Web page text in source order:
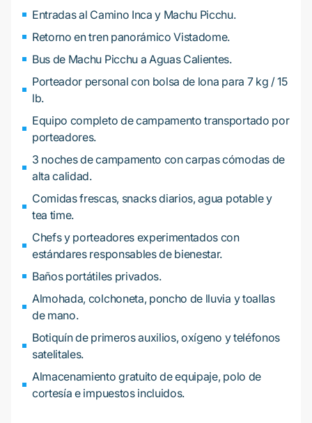
Entradas al Camino Inca y Machu Picchu.
Retorno en tren panorámico Vistadome.
Bus de Machu Picchu a Aguas Calientes.
Porteador personal con bolsa de lona para 7 kg / 15
lb.
Equipo completo de campamento transportado por
porteadores.
3 noches de campamento con carpas cómodas de
alta calidad.
Comidas frescas, snacks diarios, agua potable y
tea time.
Chefs y porteadores experimentados con
estándares responsables de bienestar.
Baños portátiles privados.
Almohada, colchoneta, poncho de lluvia y toallas
de mano.
Botiquín de primeros auxilios, oxígeno y teléfonos
satelitales.
Almacenamiento gratuito de equipaje, polo de
cortesía e impuestos incluidos.